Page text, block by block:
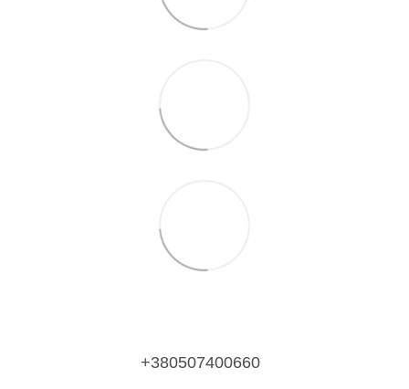
+380507400660